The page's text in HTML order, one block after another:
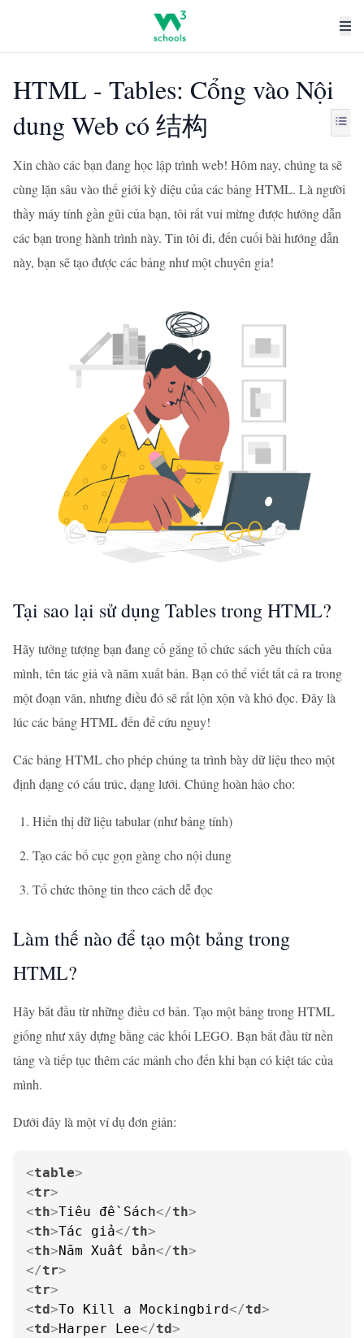
HTML - Tables: Cổng vào Nội
dung Web có 结构
Xin chào các bạn đang học lập trình web! Hôm nay, chúng ta sẽ
cùng lặn sâu vào thế giới kỳ diệu của các bảng HTML. Là người
thầy máy tính gần gũi của bạn, tôi rất vui mừng được hướng dẫn
các bạn trong hành trình này. Tin tôi đi, đến cuối bài hướng dẫn
này, bạn sẽ tạo được các bảng như một chuyên gia!
Tại sao lại sử dụng Tables trong HTML?
Hãy tưởng tượng bạn đang cố gắng tổ chức sách yêu thích của
mình, tên tác giả và năm xuất bản. Bạn có thể viết tất cả ra trong
một đoạn văn, nhưng điều đó sẽ rất lộn xộn và khó đọc. Đây là
lúc các bảng HTML đến để cứu nguy!
Các bảng HTML cho phép chúng ta trình bày dữ liệu theo một
định dạng có cấu trúc, dạng lưới. Chúng hoàn hảo cho:
Hiển thị dữ liệu tabular (như bảng tính)
Tạo các bố cục gọn gàng cho nội dung
Tổ chức thông tin theo cách dễ đọc
Làm thế nào để tạo một bảng trong
HTML?
Hãy bắt đầu từ những điều cơ bản. Tạo một bảng trong HTML
giống như xây dựng bằng các khối LEGO. Bạn bắt đầu từ nền
tảng và tiếp tục thêm các mảnh cho đến khi bạn có kiệt tác của
mình.
Dưới đây là một ví dụ đơn giản:
<table>
<tr>
<th>Tiêu đề Sách</th>
<th>Tác giả</th>
<th>Năm Xuất bản</th>
</tr>
<tr>
<td>To Kill a Mockingbird</td>
<td>Harper Lee</td>